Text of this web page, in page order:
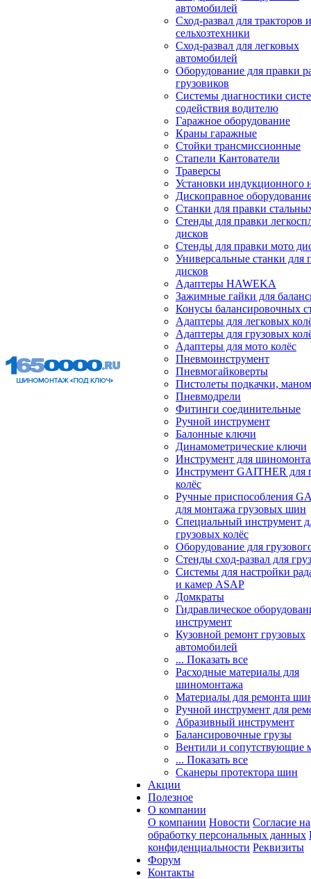
автомобилей
Сход-развал для тракторов и
сельхозтехники
Сход-развал для легковых
автомобилей
Оборудование для правки
грузовиков
Системы диагностики
содействия водителю
Гаражное оборудование
Краны гаражные
Стойки трансмиссионные
Стапели Кантователи
Траверсы
Установки индукционного
Дископравное
Станки для правки
Стенды для правки
дисков
Стенды для правки мото
Универсальные станки для
дисков
Адаптеры HAWEKA
Зажимные гайки для
Конусы балансировочных
Адаптеры для легковых
Адаптеры для грузовых
Адаптеры для мото колёс
Пневмоинструмент
Пневмогайковерты
Пистолеты подкачки,
Пневмодрели
Фитинги соединительные
Ручной инструмент
Балонные ключи
Динамометрические ключи
Инструмент для
Инструмент GAITHER для
колёс
Ручные приспособления
для монтажа грузовых шин
Специальный инструмент
грузовых колёс
Оборудование для
Стенды сход-развал для
Системы для настройки
и камер ASAP
Домкраты
Гидравлическое
инструмент
Кузовной ремонт грузовых
автомобилей
... Показать все
Расходные материалы для
шиномонтажа
Материалы для ремонта
Ручной инструмент для
Абразивный инструмент
Балансировочные грузы
Вентили и сопутствующие
... Показать все
Сканеры протектора шин
Акции
Полезное
О компании
О компании Новости Согласие на
обработку персональных данных
конфиденциальности Реквизиты
Форум
Контакты